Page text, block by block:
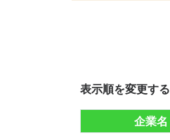
表示順を変更する
企業名